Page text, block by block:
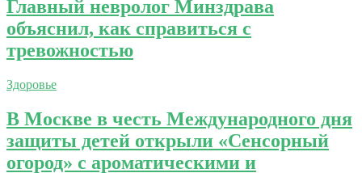
Главный невролог Минздрава
объяснил, как справиться с
тревожностью
Здоровье
В Москве в честь Международного дня
защиты детей открыли «Сенсорный
огород» с ароматическими и